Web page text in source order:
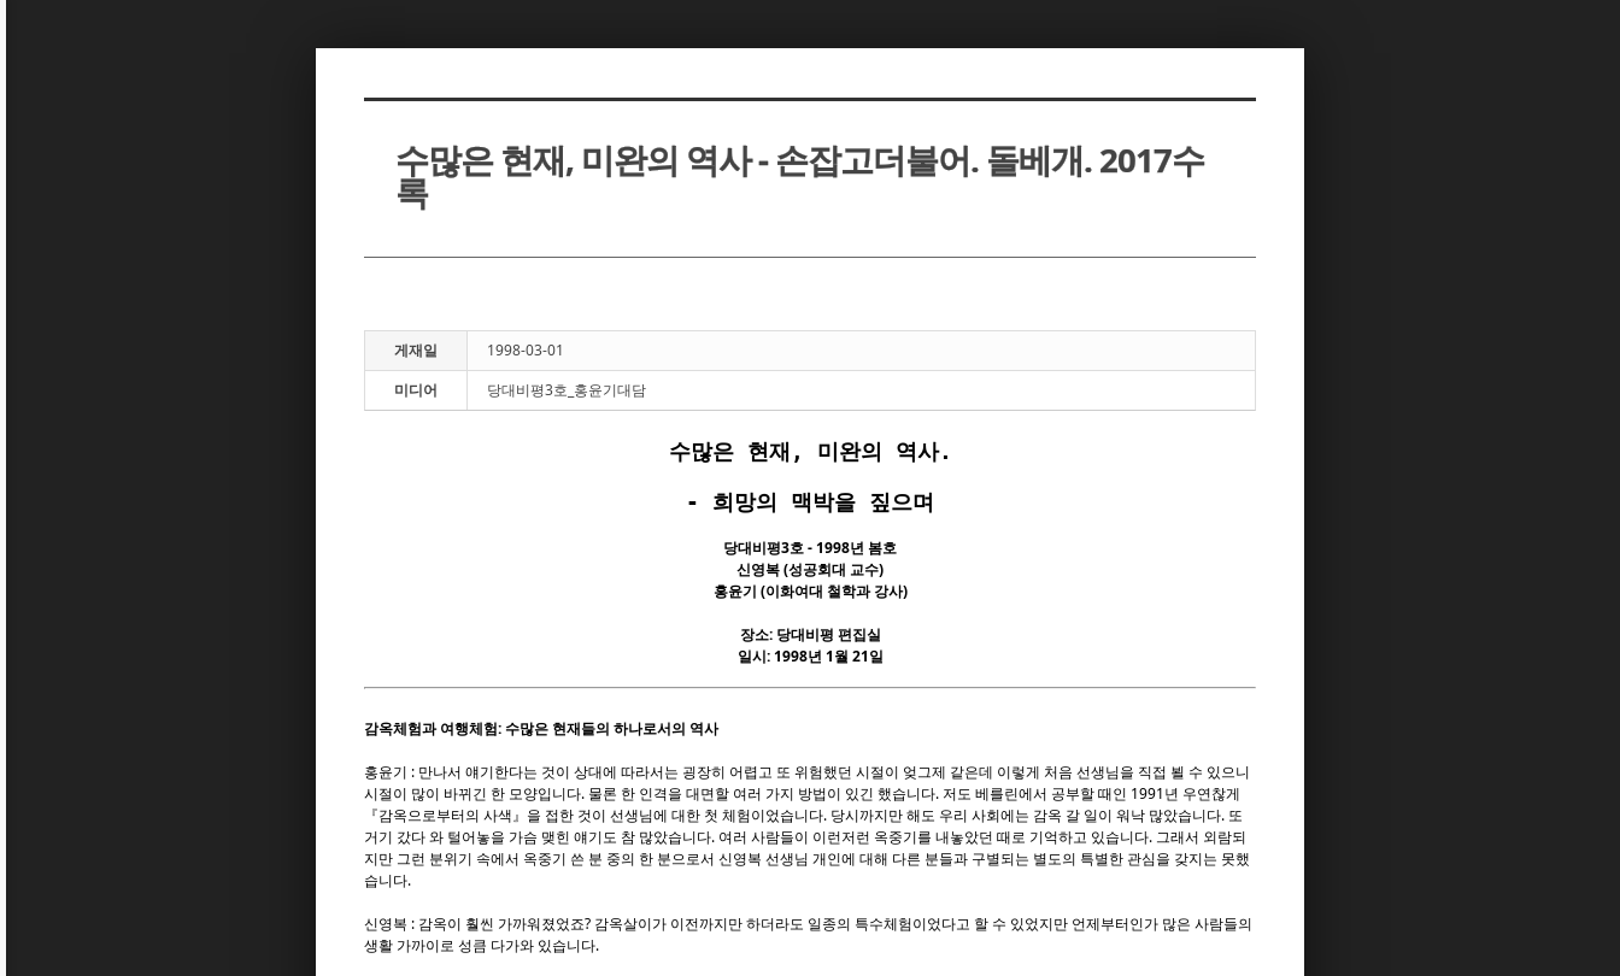
수많은 현재, 미완의 역사 - 손잡고더불어. 돌베개. 2017수
록
게재일
1998-03-01
미디어
당대비평3호_홍윤기대담
수많은 현재, 미완의 역사.
- 희망의 맥박을 짚으며
당대비평3호 - 1998년 봄호
신영복 (성공회대 교수)
홍윤기 (이화여대 철학과 강사)
장소: 당대비평 편집실
일시: 1998년 1월 21일
감옥체험과 여행체험: 수많은 현재들의 하나로서의 역사
홍윤기 : 만나서 얘기한다는 것이 상대에 따라서는 굉장히 어렵고 또 위험했던 시절이 엊그제 같은데 이렇게 처음 선생님을 직접 뵐 수 있으니
시절이 많이 바뀌긴 한 모양입니다. 물론 한 인격을 대면할 여러 가지 방법이 있긴 했습니다. 저도 베를린에서 공부할 때인 1991년 우연찮게
『감옥으로부터의 사색』을 접한 것이 선생님에 대한 첫 체험이었습니다. 당시까지만 해도 우리 사회에는 감옥 갈 일이 워낙 많았습니다. 또
거기 갔다 와 털어놓을 가슴 맺힌 얘기도 참 많았습니다. 여러 사람들이 이런저런 옥중기를 내놓았던 때로 기억하고 있습니다. 그래서 외람되
지만 그런 분위기 속에서 옥중기 쓴 분 중의 한 분으로서 신영복 선생님 개인에 대해 다른 분들과 구별되는 별도의 특별한 관심을 갖지는 못했
습니다.
신영복 : 감옥이 훨씬 가까워졌었죠? 감옥살이가 이전까지만 하더라도 일종의 특수체험이었다고 할 수 있었지만 언제부터인가 많은 사람들의
생활 가까이로 성큼 다가와 있습니다.
Sketchbook5, 스케치북5
Sketchbook5, 스케치북5
Sketchbook5, 스케치북5
Sketchbook5, 스케치북5